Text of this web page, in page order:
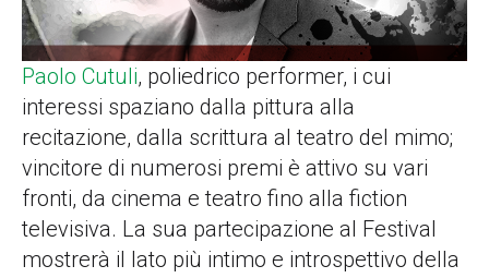
Paolo Cutuli, poliedrico performer, i cui
interessi spaziano dalla pittura alla
recitazione, dalla scrittura al teatro del mimo;
vincitore di numerosi premi è attivo su vari
fronti, da cinema e teatro fino alla fiction
televisiva. La sua partecipazione al Festival
mostrerà il lato più intimo e introspettivo della